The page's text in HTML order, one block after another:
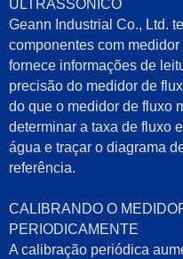
ULTRASSÔNICO
Geann Industrial Co., Ltd.
componentes com
fornece informações de
precisão do medidor de
do que o medidor de fluxo
determinar a taxa de fluxo
água e traçar o diagrama
referência.
CALIBRANDO O
PERIODICAMENTE
A calibração periódica